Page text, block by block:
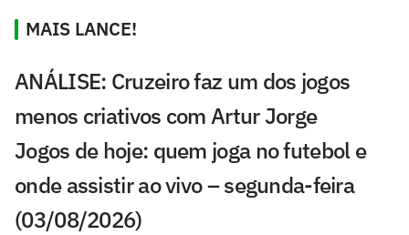
MAIS LANCE!
ANÁLISE: Cruzeiro faz um dos jogos
menos criativos com Artur Jorge
Jogos de hoje: quem joga no futebol e
onde assistir ao vivo – segunda-feira
(03/08/2026)